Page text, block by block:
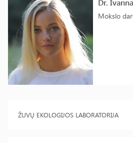
Dr.
Mokslo
ŽUVŲ EKOLOGIJOS LABORATORIJA